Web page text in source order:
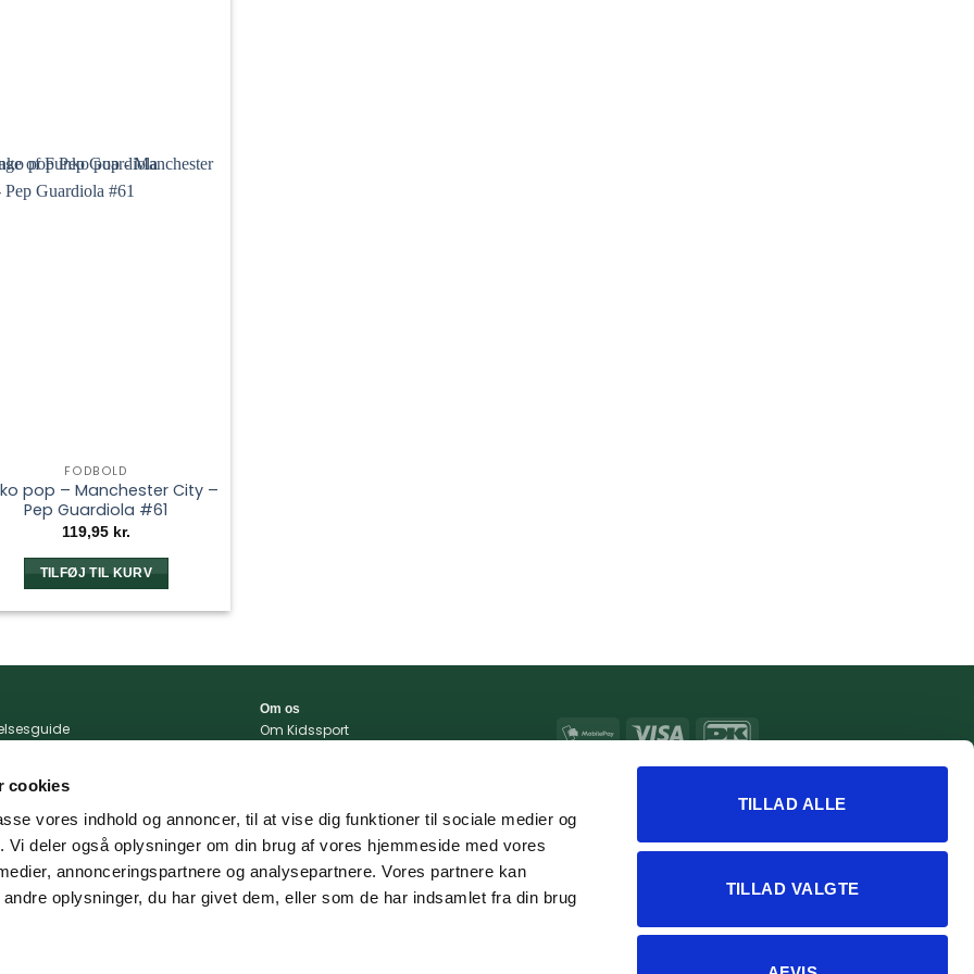
cookies
vores indhold og annoncer, til at vise dig funktioner til sociale medier og
deler også oplysninger om din brug af vores hjemmeside med vores
annonceringspartnere og analysepartnere. Vores partnere kan
oplysninger, du har givet dem, eller som de har indsamlet fra din brug
TILLAD ALLE
TILLAD VALGTE
FODBOLD
pop – Manchester City –
Pep Guardiola #61
119,95 kr.
TILFØJ TIL KURV
og levering
Om os
Om Kidssport
MobilePay Visa
MasterCardApple
Google